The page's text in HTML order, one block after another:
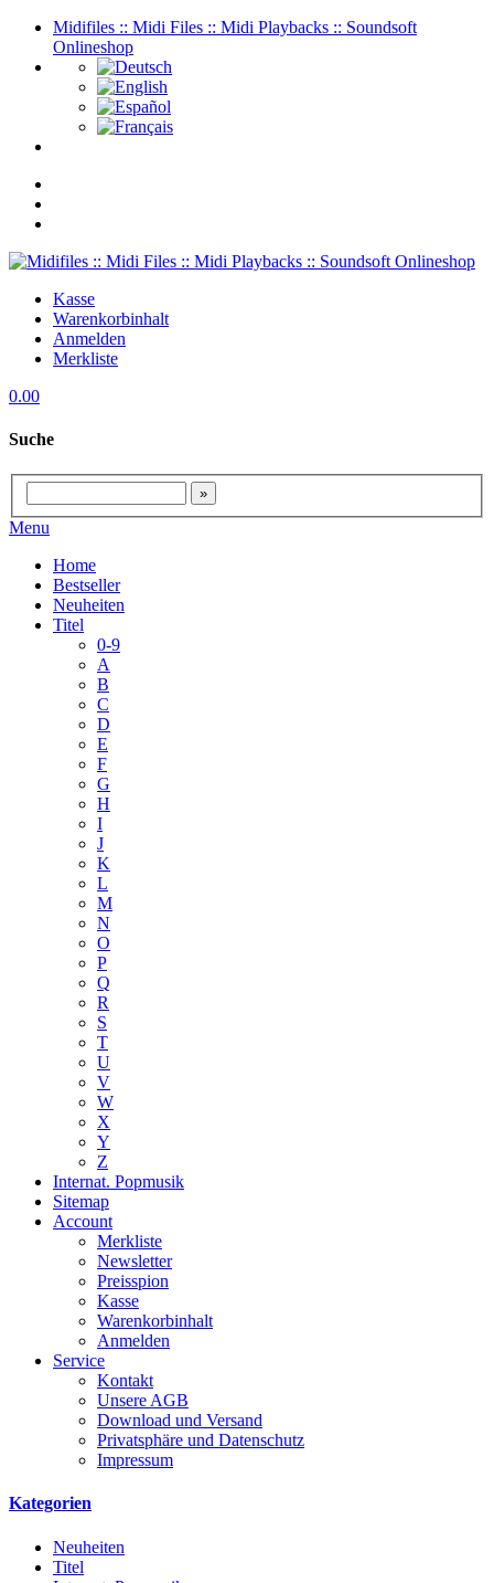
Midifiles :: Midi Files :: Midi Playbacks :: Soundsoft
Onlineshop
Kasse
Warenkorbinhalt
Anmelden
Merkliste
0.00
Suche
Menu
Home
Bestseller
Neuheiten
Titel
0-9
A
B
C
D
E
F
G
H
I
J
K
L
M
N
O
P
Q
R
S
T
U
V
W
X
Y
Z
Internat. Popmusik
Sitemap
Account
Merkliste
Newsletter
Preisspion
Kasse
Warenkorbinhalt
Anmelden
Service
Kontakt
Unsere AGB
Download und Versand
Privatsphäre und Datenschutz
Impressum
Kategorien
Neuheiten
Titel